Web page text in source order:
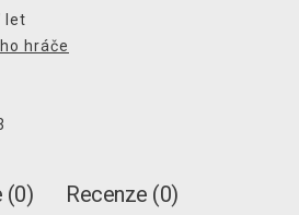
let
hráče
(0) Recenze (0)